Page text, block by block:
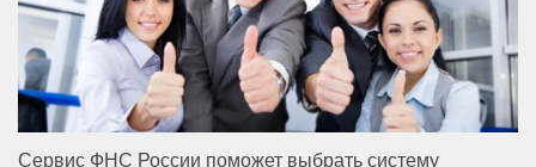
Сервис ФНС России поможет выбрать систему